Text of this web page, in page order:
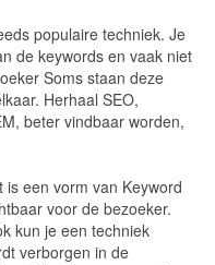
populaire techniek. Je
de keywords en vaak niet
Soms staan deze
Herhaal SEO,
beter vindbaar worden,
een vorm van Keyword
voor de bezoeker.
kun je een techniek
verborgen in de